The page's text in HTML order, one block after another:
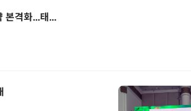
본격화...태...